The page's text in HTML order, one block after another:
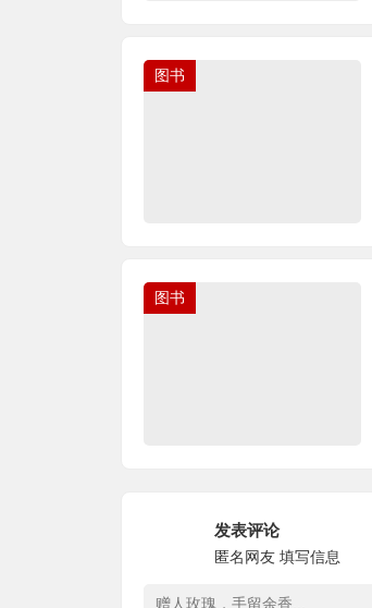
图书
图书
发表评论
匿名网友 填写信息